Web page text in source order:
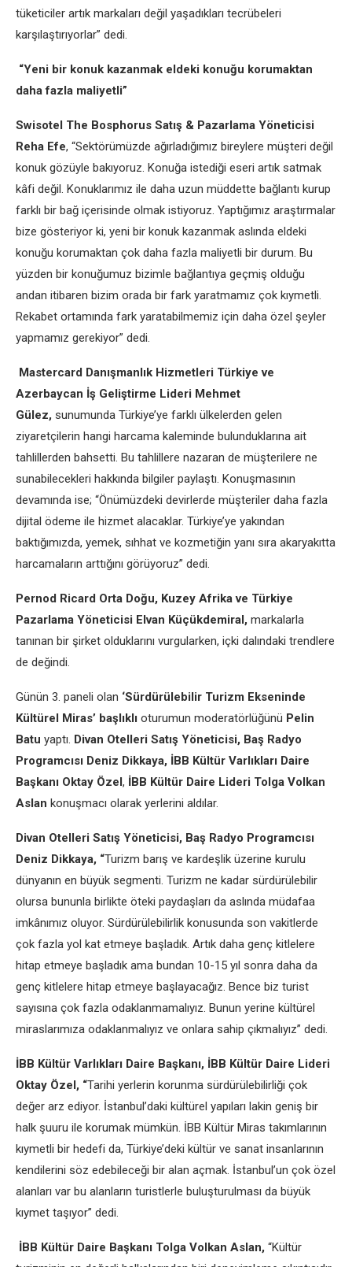
tüketiciler artık markaları değil yaşadıkları tecrübeleri
karşılaştırıyorlar” dedi.
“Yeni bir konuk kazanmak eldeki konuğu korumaktan
daha fazla maliyetli”
Swisotel The Bosphorus Satış & Pazarlama Yöneticisi
Reha Efe, “Sektörümüzde ağırladığımız bireylere müşteri değil
konuk gözüyle bakıyoruz. Konuğa istediği eseri artık satmak
kâfi değil. Konuklarımız ile daha uzun müddette bağlantı kurup
farklı bir bağ içerisinde olmak istiyoruz. Yaptığımız araştırmalar
bize gösteriyor ki, yeni bir konuk kazanmak aslında eldeki
konuğu korumaktan çok daha fazla maliyetli bir durum. Bu
yüzden bir konuğumuz bizimle bağlantıya geçmiş olduğu
andan itibaren bizim orada bir fark yaratmamız çok kıymetli.
Rekabet ortamında fark yaratabilmemiz için daha özel şeyler
yapmamız gerekiyor” dedi.
Mastercard Danışmanlık Hizmetleri Türkiye ve
Azerbaycan İş Geliştirme Lideri Mehmet
Gülez, sunumunda Türkiye’ye farklı ülkelerden gelen
ziyaretçilerin hangi harcama kaleminde bulunduklarına ait
tahlillerden bahsetti. Bu tahlillere nazaran de müşterilere ne
sunabilecekleri hakkında bilgiler paylaştı. Konuşmasının
devamında ise; “Önümüzdeki devirlerde müşteriler daha fazla
dijital ödeme ile hizmet alacaklar. Türkiye’ye yakından
baktığımızda, yemek, sıhhat ve kozmetiğin yanı sıra akaryakıtta
harcamaların arttığını görüyoruz” dedi.
Pernod Ricard Orta Doğu, Kuzey Afrika ve Türkiye
Pazarlama Yöneticisi Elvan Küçükdemiral, markalarla
tanınan bir şirket olduklarını vurgularken, içki dalındaki trendlere
de değindi.
Günün 3. paneli olan ‘Sürdürülebilir Turizm Ekseninde
Kültürel Miras’ başlıklı oturumun moderatörlüğünü Pelin
Batu yaptı. Divan Otelleri Satış Yöneticisi, Baş Radyo
Programcısı Deniz Dikkaya, İBB Kültür Varlıkları Daire
Başkanı Oktay Özel, İBB Kültür Daire Lideri Tolga Volkan
Aslan konuşmacı olarak yerlerini aldılar.
Divan Otelleri Satış Yöneticisi, Baş Radyo Programcısı
Deniz Dikkaya, “Turizm barış ve kardeşlik üzerine kurulu
dünyanın en büyük segmenti. Turizm ne kadar sürdürülebilir
olursa bununla birlikte öteki paydaşları da aslında müdafaa
imkânımız oluyor. Sürdürülebilirlik konusunda son vakitlerde
çok fazla yol kat etmeye başladık. Artık daha genç kitlelere
hitap etmeye başladık ama bundan 10-15 yıl sonra daha da
genç kitlelere hitap etmeye başlayacağız. Bence biz turist
sayısına çok fazla odaklanmamalıyız. Bunun yerine kültürel
miraslarımıza odaklanmalıyız ve onlara sahip çıkmalıyız” dedi.
İBB Kültür Varlıkları Daire Başkanı, İBB Kültür Daire Lideri
Oktay Özel, “Tarihi yerlerin korunma sürdürülebilirliği çok
değer arz ediyor. İstanbul’daki kültürel yapıları lakin geniş bir
halk şuuru ile korumak mümkün. İBB Kültür Miras takımlarının
kıymetli bir hedefi da, Türkiye’deki kültür ve sanat insanlarının
kendilerini söz edebileceği bir alan açmak. İstanbul’un çok özel
alanları var bu alanların turistlerle buluşturulması da büyük
kıymet taşıyor” dedi.
İBB Kültür Daire Başkanı Tolga Volkan Aslan, “Kültür